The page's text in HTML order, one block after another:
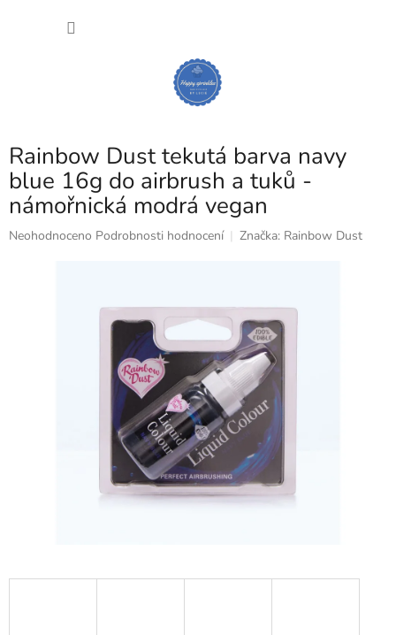
Rainbow Dust tekutá barva navy
blue 16g do airbrush a tuků -
námořnická modrá vegan
Průměrné
Neohodnoceno Podrobnosti hodnocení Značka: Rainbow Dust